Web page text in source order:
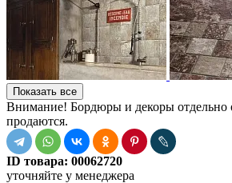
Показать все
Внимание! Бордюры и декоры отдельно
продаются.
ID товара: 00062720
уточняйте у менеджера